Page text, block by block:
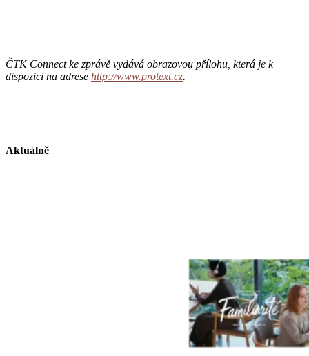
ČTK Connect ke zprávě vydává obrazovou přílohu, která je k
dispozici na adrese http://www.protext.cz.
Aktuálně